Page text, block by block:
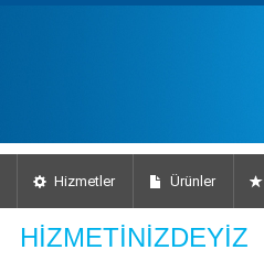
Hizmetler Ürünler
HIZMETINIZDEYIZ